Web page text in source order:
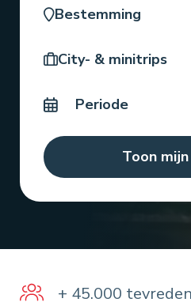
Bestemming
Reistype
Toon
+ 45.000